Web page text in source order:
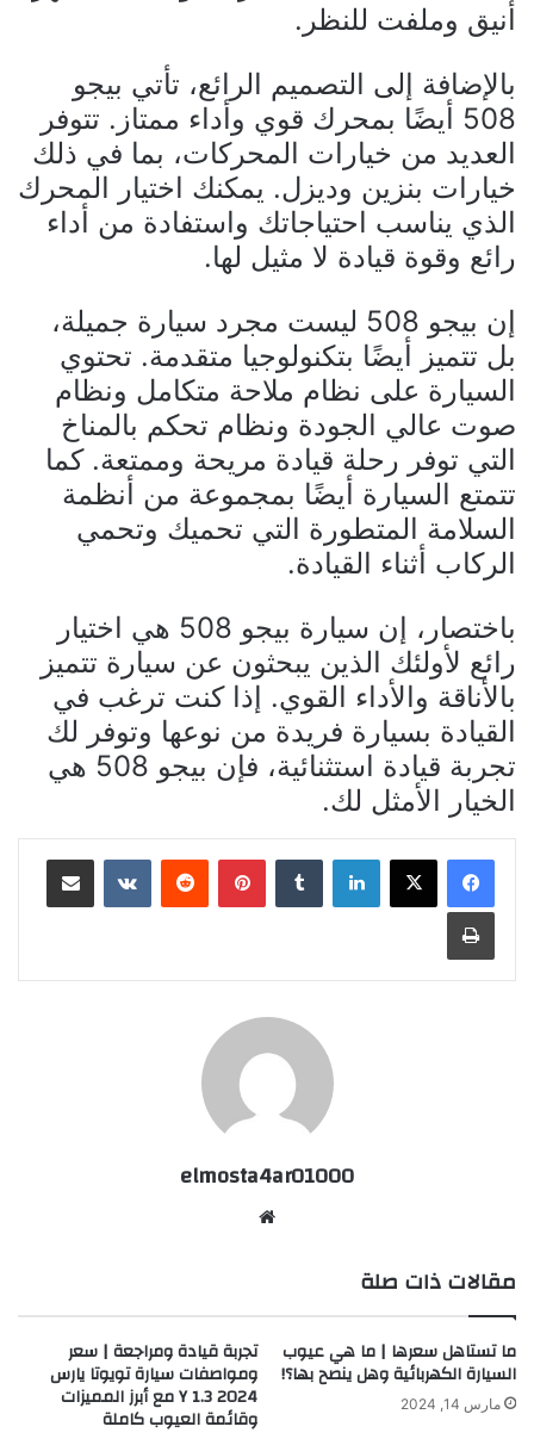
أنيق وملفت للنظر.
بالإضافة إلى التصميم الرائع، تأتي بيجو
508 أيضًا بمحرك قوي وأداء ممتاز. تتوفر
العديد من خيارات المحركات، بما في ذلك
خيارات بنزين وديزل. يمكنك اختيار المحرك
الذي يناسب احتياجاتك واستفادة من أداء
رائع وقوة قيادة لا مثيل لها.
إن بيجو 508 ليست مجرد سيارة جميلة،
بل تتميز أيضًا بتكنولوجيا متقدمة. تحتوي
السيارة على نظام ملاحة متكامل ونظام
صوت عالي الجودة ونظام تحكم بالمناخ
التي توفر رحلة قيادة مريحة وممتعة. كما
تتمتع السيارة أيضًا بمجموعة من أنظمة
السلامة المتطورة التي تحميك وتحمي
الركاب أثناء القيادة.
باختصار، إن سيارة بيجو 508 هي اختيار
رائع لأولئك الذين يبحثون عن سيارة تتميز
بالأناقة والأداء القوي. إذا كنت ترغب في
القيادة بسيارة فريدة من نوعها وتوفر لك
تجربة قيادة استثنائية، فإن بيجو 508 هي
الخيار الأمثل لك.
لينكدإن بينتيريست مشاركة عبر البريد
طباعة
elmosta4ar01000
مقالات ذات صلة
ما تستاهل سعرها | ما هي عيوب
السيارة الكهربائية وهل ينصح بها؟!
مارس 14, 2024
تجربة قيادة ومراجعة | سعر
ومواصفات سيارة تويوتا يارس
2024 1.3 Y مع أبرز المميزات
وقائمة العيوب كاملة